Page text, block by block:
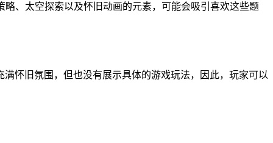
略、太空探索以及怀旧动画的元素，可能会吸引喜欢这些题
怀旧氛围，但也没有展示具体的游戏玩法，因此，玩家可以